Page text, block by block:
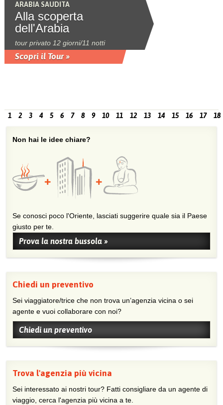
ARABIA SAUDITA
Alla scoperta
dell'Arabia
tour privato 12 giorni/11 notti
Scopri il Tour »
1 2 3 4 5 6 7 8 9 10 11 12 13 14 15 16 17 18
Non hai le idee chiare?
Se conosci poco l'Oriente, lasciati suggerire quale sia il Paese
giusto per te.
Prova la nostra bussola »
Chiedi un preventivo
Sei viaggiatore/trice che non trova un’agenzia vicina o sei
agente e vuoi collaborare con noi?
Chiedi un preventivo
Trova l'agenzia più vicina
Sei interessato ai nostri tour? Fatti consigliare da un agente di
viaggio, cerca l'agenzia più vicina a te.